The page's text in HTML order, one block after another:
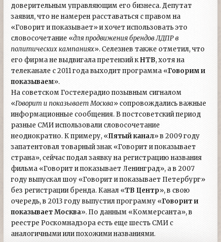
доверительным управляющим его бизнеса. Депутат
заявил, что не намерен расставаться с правом на
«Говорит и показывает» и хочет использовать это
словосочетание «для продвижения брендов ЛДПР в
политических кампаниях». Селезнев также отметил, что
его фирма не выдвигала претензий кНТВ, хотя на
телеканале с 2011 года выходит программа «Говорим и
показываем».
На советском Гостелерадио позывным сигналом
«Говорит и показывает Москва» сопровождались важные
информационные сообщения. В постсоветский период
разные СМИ использовали словосочетание
неоднократно. К примеру, «Пятый канал» в 2009 году
запатентовал товарный знак «Говорит и показывает
страна», сейчас подал заявку на регистрацию названия
фильма «Говорит и показывает Ленинград», а в 2007
году выпускал шоу «Говорит и показывает Петербург»
без регистрации бренда. Канал «ТВ Центр», в свою
очередь, в 2013 году выпустил программу «Говорит и
показывает Москва». По данным «Коммерсанта», в
реестре Роскомнадзора есть еще шесть СМИ с
аналогичными или похожими названиями.